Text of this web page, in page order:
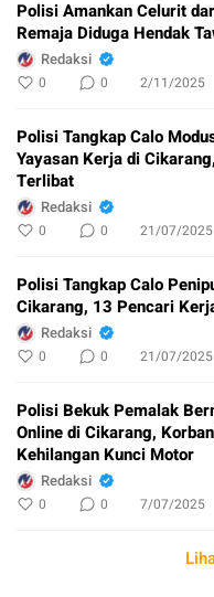
Polisi Amankan Celurit
Remaja Diduga Hendak
Redaksi
0 0 2/11/2025
Polisi Tangkap Calo
Yayasan Kerja di
Terlibat
Redaksi
0 0 21/07/2025
Polisi Tangkap Calo
Cikarang, 13 Pencari
Redaksi
0 0 21/07/2025
Polisi Bekuk Pemalak
Online di Cikarang,
Kehilangan Kunci Motor
Redaksi
0 0 7/07/2025